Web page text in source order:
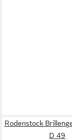
Rodenstock
D 49